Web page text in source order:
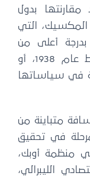
مقارنتها بدول
المكسيك، التي
بدرجة أعلى من
التوتر المؤسسي عقب تأميم النفط عام 1938، أو
في سياساتها
متباينة من
في تحقيق
منظمة أوبك،
الليبرالي،